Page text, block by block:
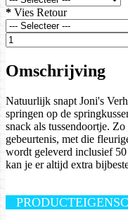
* Vies Retour
Omschrijving
Natuurlijk snapt Joni's
springen op de
snack als tussendoortje.
gebeurtenis, met die
wordt geleverd inclusief
kan je er altijd extra